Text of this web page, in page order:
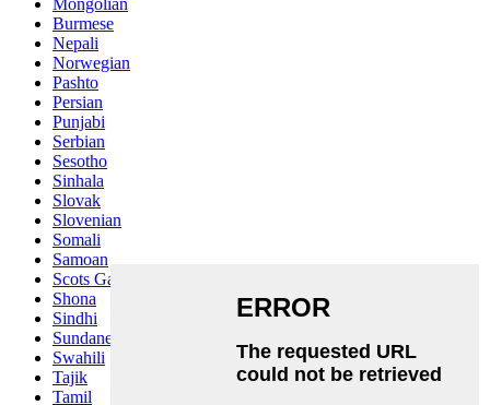
Burmese
Nepali
Norwegian
Pashto
Persian
Punjabi
Serbian
Sesotho
Sinhala
Slovak
Slovenian
Somali
Samoan
Scots Gaelic
Shona
Sindhi
Sundanese
Swahili
Tajik
Tamil